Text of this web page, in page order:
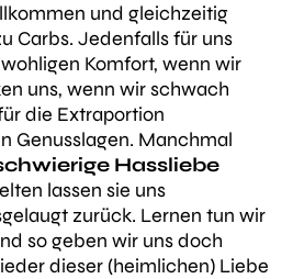
und gleichzeitig
Carbs. Jedenfalls für uns
Komfort, wenn wir
uns, wenn wir schwach
die Extraportion
Genusslagen. Manchmal
Hassliebe
lassen sie uns
zurück. Lernen tun wir
so geben wir uns doch
dieser (heimlichen) Liebe